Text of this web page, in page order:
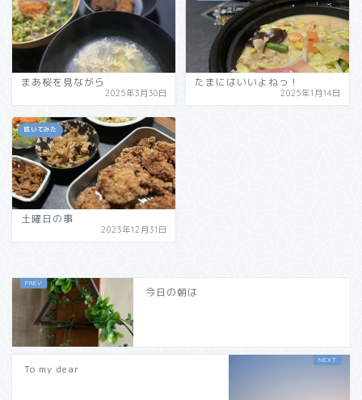
まあ桜を見ながら
2025年3月30日
たまにはいいよねっ！
2025年1月14日
呟いてみた
土曜日の事
2023年12月31日
今日の朝は
To my dear